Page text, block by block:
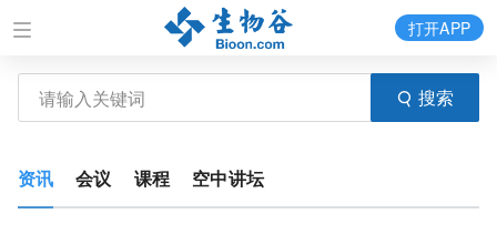
搜索
打开APP
资讯 会议 课程 空中讲坛